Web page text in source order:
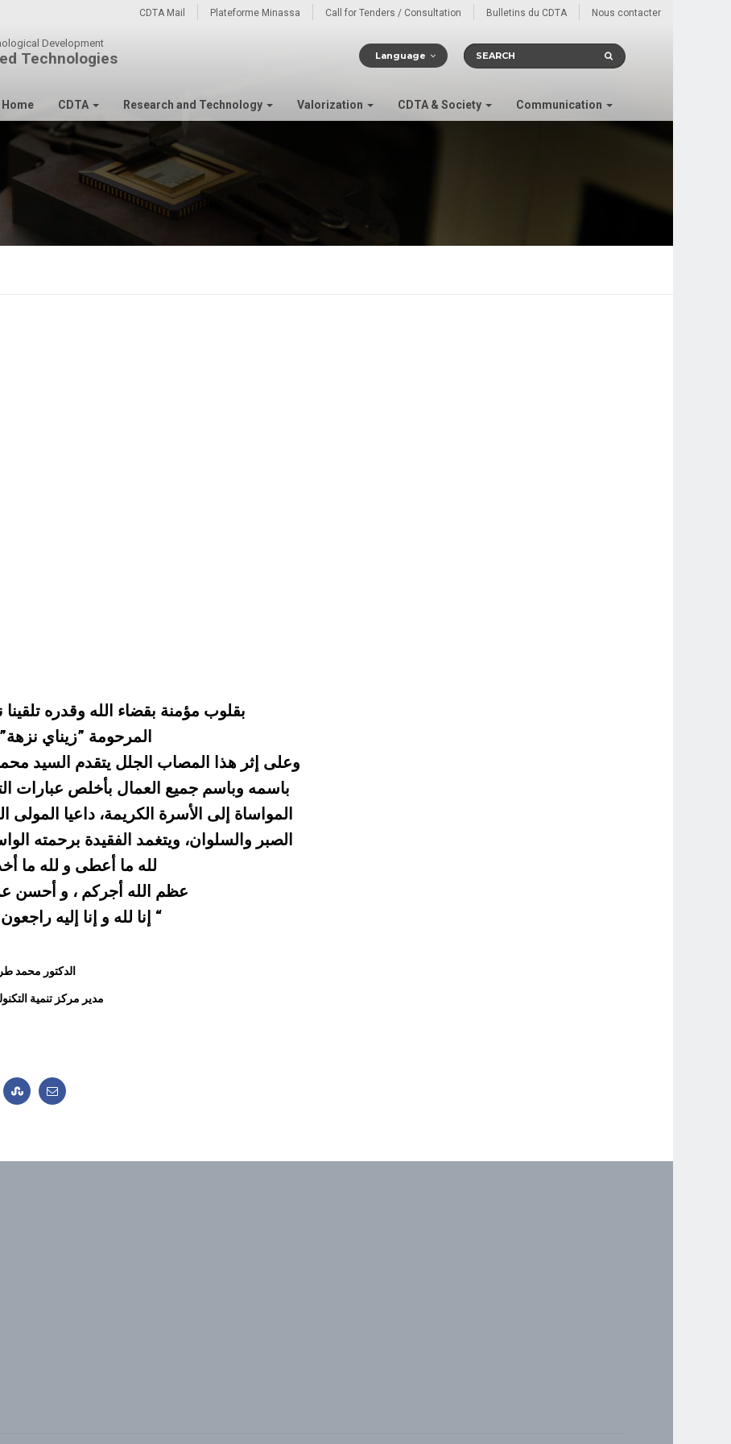
Nous contacter
Bulletins du CDTA
Call for Tenders / Consultation
Plateforme Minassa
CDTA Mail
Language
Development
Technologies
Home CDTA Research and Technology Valorization CDTA & Society Communication
بقلوب مؤمنة بقضاء الله وقدره تلقينا
”المرحومة ”زيناي نزهة
وعلى إثر هذا المصاب الجلل يتقدم السيد
باسمه وباسم جميع العمال بأخلص عبارات
المواساة إلى الأسرة الكريمة، داعيا المولى
الصبر والسلوان، ويتغمد الفقيدة برحمته
لله ما أعطى و لله ما
عظم الله أجركم ، و أحسن
” إنا لله و إنا إليه راجعون “